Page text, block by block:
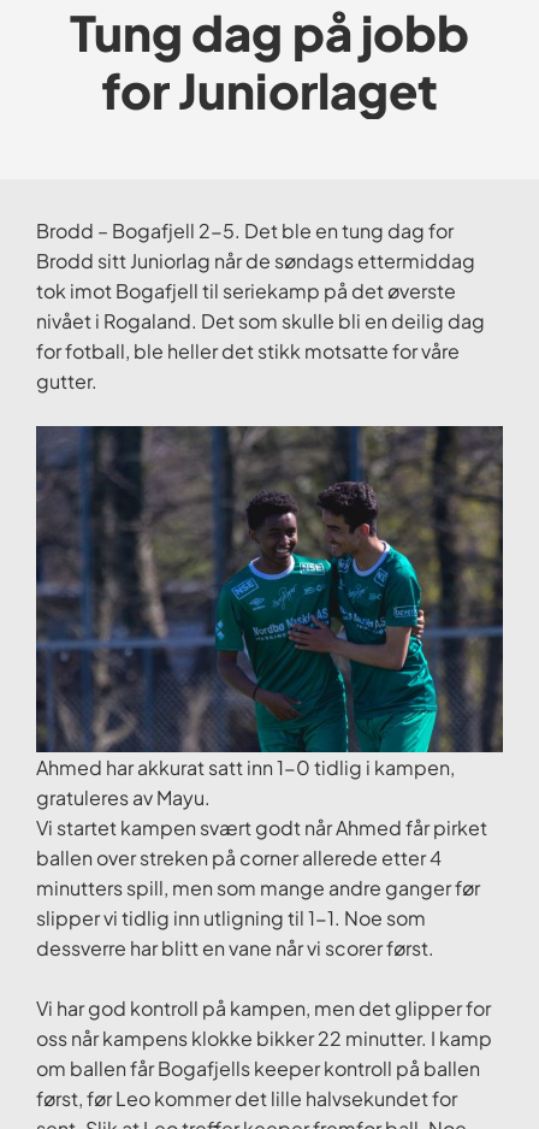
Tung dag på jobb
for Juniorlaget
Brodd – Bogafjell 2-5. Det ble en tung dag for
Brodd sitt Juniorlag når de søndags ettermiddag
tok imot Bogafjell til seriekamp på det øverste
nivået i Rogaland. Det som skulle bli en deilig dag
for fotball, ble heller det stikk motsatte for våre
gutter.
Ahmed har akkurat satt inn 1-0 tidlig i kampen,
gratuleres av Mayu.
Vi startet kampen svært godt når Ahmed får pirket
ballen over streken på corner allerede etter 4
minutters spill, men som mange andre ganger før
slipper vi tidlig inn utligning til 1-1. Noe som
dessverre har blitt en vane når vi scorer først.
Vi har god kontroll på kampen, men det glipper for
oss når kampens klokke bikker 22 minutter. I kamp
om ballen får Bogafjells keeper kontroll på ballen
først, før Leo kommer det lille halvsekundet for